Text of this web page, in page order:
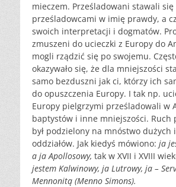
mieczem. Prześladowani stawali się
prześladowcami w imię prawdy, a
swoich interpretacji i dogmatów.
zmuszeni do ucieczki z Europy do
mogli rządzić się po swojemu.
okazywało się, że dla mniejszości
samo bezduszni jak ci, którzy ich
do opuszczenia Europy. I tak np.
Europy pielgrzymi prześladowali w
baptystów i inne mniejszości. Ruch
był podzielony na mnóstwo dużych
oddziałów. Jak kiedyś mówiono: ja
a ja Apollosowy, tak w XVII i XVIII
jestem Kalwinowy, ja Lutrowy, ja –
Mennonitą (Menno Simons).